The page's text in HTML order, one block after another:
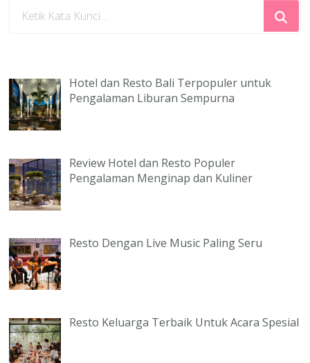
Hotel dan Resto Bali Terpopuler untuk
Pengalaman Liburan Sempurna
Review Hotel dan Resto Populer
Pengalaman Menginap dan Kuliner
Resto Dengan Live Music Paling Seru
Resto Keluarga Terbaik Untuk Acara Spesial